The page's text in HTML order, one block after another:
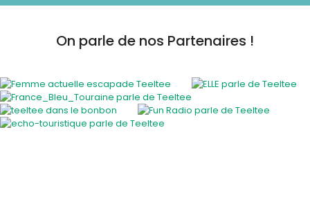
On parle de nos Partenaires !